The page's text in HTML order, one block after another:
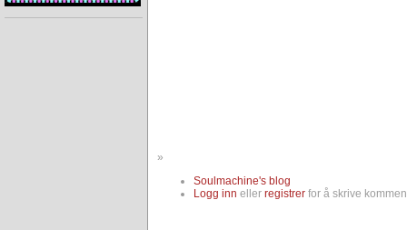
»
Soulmachine's blog
Logg inn eller registrer for å skrive